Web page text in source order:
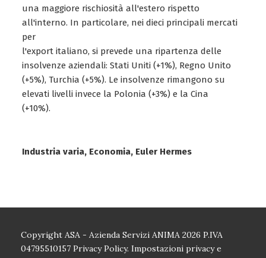
una maggiore rischiosità all'estero rispetto
all'interno. In particolare, nei dieci principali mercati
per
l'export italiano, si prevede una ripartenza delle
insolvenze aziendali: Stati Uniti (+1%), Regno Unito
(+5%), Turchia (+5%). Le insolvenze rimangono su
elevati livelli invece la Polonia (+3%) e la Cina
(+10%).
Industria varia, Economia, Euler Hermes
Copyright ASA - Azienda Servizi ANIMA 2026 P.IVA
04795510157 Privacy Policy. Impostazioni privacy e